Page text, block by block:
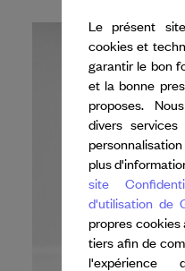
Le présent
cookies et
garantir le bon
et la bonne
proposes.
divers
plus
site
d'utilisation de
propres cookies
tiers afin de
l'expérience